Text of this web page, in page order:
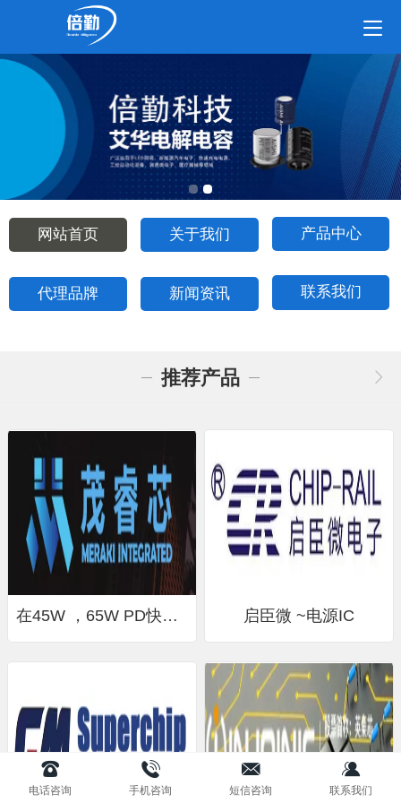
网站首页 关于我们 产品中心
代理品牌 新闻资讯 联系我们
推荐产品
在45W ，65W PD快充领域市场占有率领先 启臣微 ~电源IC
电话咨询 手机咨询 短信咨询 联系我们